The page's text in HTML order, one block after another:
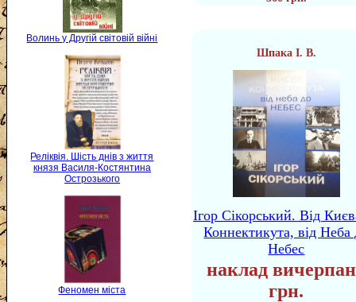
Волинь у Другій світовій війні
Реліквія. Шість днів з життя
князя Василя-Костянтина
Острозького
Феномен міста
Шпака І. В.
Ігор Сікорський. Від
Коннектикута, від Неба
Небес
наклад
грн.